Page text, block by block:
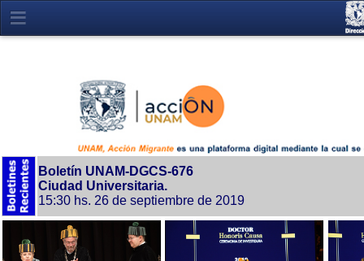
Boletín UNAM-DGCS-676
Ciudad Universitaria.
15:30 hs. 26 de septiembre de 2019